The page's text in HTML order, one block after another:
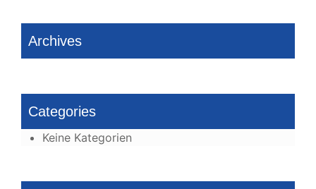
Archives
Categories
Keine Kategorien